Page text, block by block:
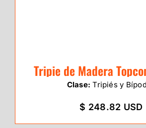
Tripie de Madera
Clase: Tripiés y
$ 248.82 USD